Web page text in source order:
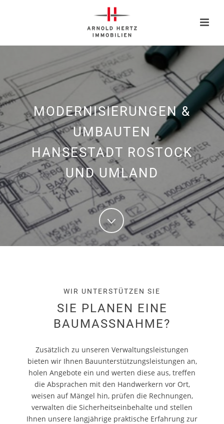
MODERNISIERUNGEN &
UMBAUTEN
HANSESTADT ROSTOCK
UND UMLAND
WIR UNTERSTÜTZEN SIE
SIE PLANEN EINE
BAUMASSNAHME?
Zusätzlich zu unseren Verwaltungsleistungen
bieten wir Ihnen Bauunterstützungsleistungen an,
holen Angebote ein und werten diese aus, treffen
die Absprachen mit den Handwerkern vor Ort,
weisen auf Mängel hin, prüfen die Rechnungen,
verwalten die Sicherheitseinbehalte und stellen
Ihnen unsere langjährige praktische Erfahrung zur